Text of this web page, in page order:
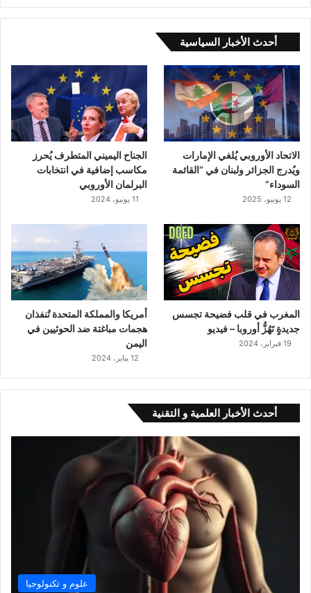
أحدث الأخبار السياسية
الاتحاد الأوروبي يُلغي الإمارات
ويُدرج الجزائر ولبنان في “القائمة
السوداء”
12 يونيو، 2025
الجناح اليميني المتطرف يُحرز
مكاسب إضافية في انتخابات
البرلمان الأوروبي
11 يونيو، 2024
المغرب في قلب فضيحة تجسس
جديدةٍ تَهُزُّ أوروبا – فيديو
19 فبراير، 2024
أمريكا والمملكة المتحدة تُنفذان
هجمات مباغتة ضد الحوثيين في
اليمن
12 يناير، 2024
أحدث الأخبار العلمية و التقنية
علوم و تكنولوجيا